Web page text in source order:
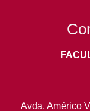
Avda. Américo